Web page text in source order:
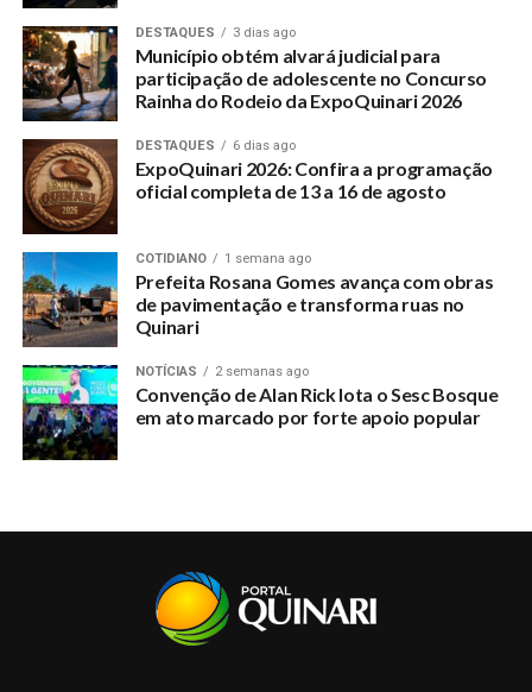
Quinari contabiliza 70 casos de COVID-19 e vida
cotidiana continua normal
DESTAQUES 3 dias ago
Município obtém alvará judicial para
participação de adolescente no Concurso
Rainha do Rodeio da ExpoQuinari 2026
DESTAQUES 6 dias ago
ExpoQuinari 2026: Confira a programação
oficial completa de 13 a 16 de agosto
COTIDIANO 1 semana ago
Prefeita Rosana Gomes avança com obras
de pavimentação e transforma ruas no
Quinari
NOTÍCIAS 2 semanas ago
Convenção de Alan Rick lota o Sesc Bosque
em ato marcado por forte apoio popular